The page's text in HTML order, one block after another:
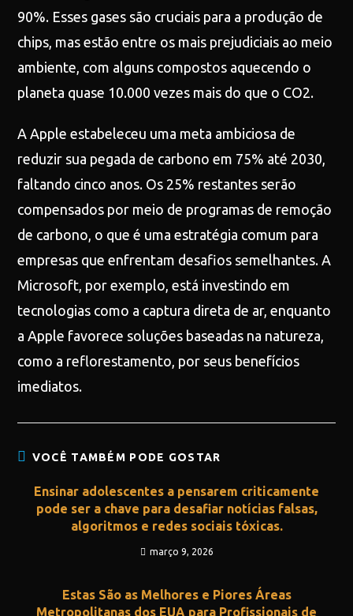
90%. Esses gases são cruciais para a produção de
chips, mas estão entre os mais prejudiciais ao meio
ambiente, com alguns compostos aquecendo o
planeta quase 10.000 vezes mais do que o CO2.
A Apple estabeleceu uma meta ambiciosa de
reduzir sua pegada de carbono em 75% até 2030,
faltando cinco anos. Os 25% restantes serão
compensados por meio de programas de remoção
de carbono, o que é uma estratégia comum para
empresas que enfrentam desafios semelhantes. A
Microsoft, por exemplo, está investindo em
tecnologias como a captura direta de ar, enquanto
a Apple favorece soluções baseadas na natureza,
como a reflorestamento, por seus benefícios
imediatos.
VOCÊ TAMBÉM PODE GOSTAR
Ensinar adolescentes a pensarem criticamente
pode ser a chave para desafiar notícias falsas,
algoritmos e redes sociais tóxicas.
março 9, 2026
Estas São as Melhores e Piores Áreas
Metropolitanas dos EUA para Profissionais de